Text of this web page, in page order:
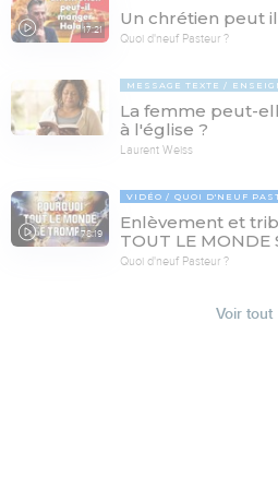
17:21
Un chrétien peut
Quoi d'neuf Pasteur ?
MESSAGE TEXTE
La femme peut-
à l'église ?
Laurent Weiss
78:19
VIDÉO QUOI D'NEUF
Enlèvement et
TOUT LE MONDE
Quoi d'neuf Pasteur ?
Voir tout